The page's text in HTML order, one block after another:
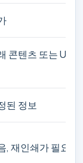
콘텐츠 또는 URL
된 정보
, 재인쇄가 필요하